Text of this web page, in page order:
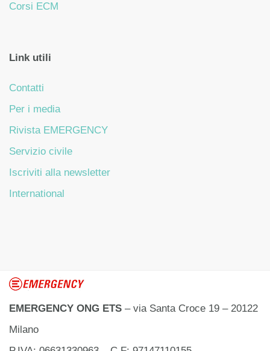
Corsi ECM
Link utili
Contatti
Per i media
Rivista EMERGENCY
Servizio civile
Iscriviti alla newsletter
International
EMERGENCY ONG ETS – via Santa Croce 19 – 20122
Milano